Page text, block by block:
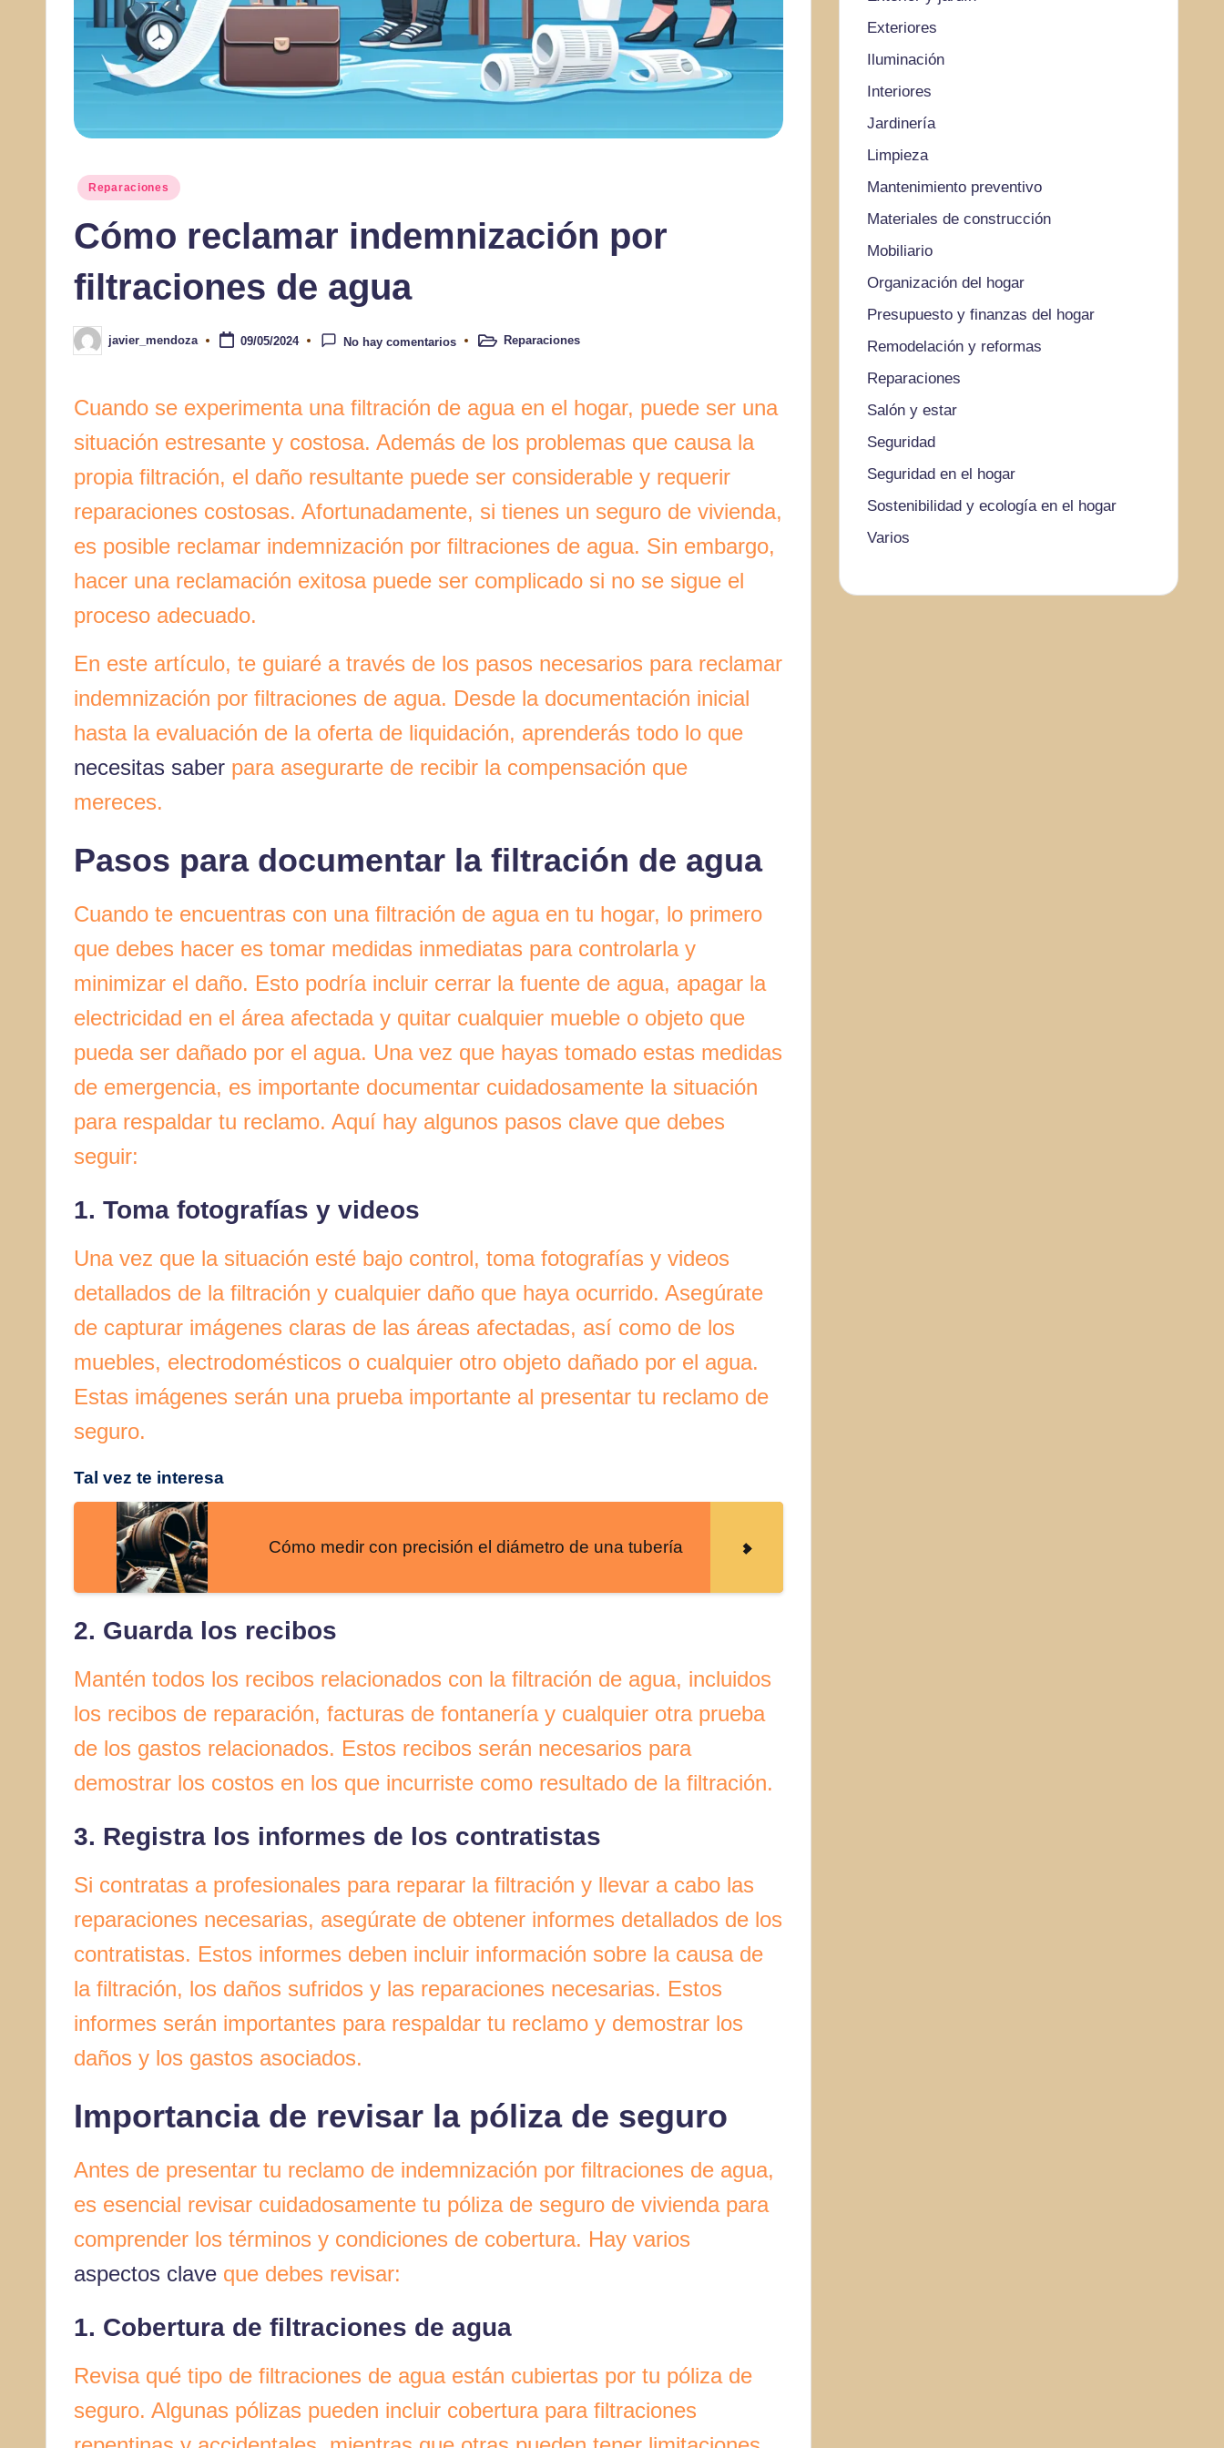
Publicado
Reparaciones
Cómo reclamar indemnización por
filtraciones de agua
Publicado
por
javier_mendoza 09/05/2024 No hay comentarios
PublicadoReparaciones
Cuando se experimenta una filtración de agua en el hogar, puede ser una
situación estresante y costosa. Además de los problemas que causa la
propia filtración, el daño resultante puede ser considerable y requerir
reparaciones costosas. Afortunadamente, si tienes un seguro de vivienda,
es posible reclamar indemnización por filtraciones de agua. Sin embargo,
hacer una reclamación exitosa puede ser complicado si no se sigue el
proceso adecuado.
En este artículo, te guiaré a través de los pasos necesarios para reclamar
indemnización por filtraciones de agua. Desde la documentación inicial
hasta la evaluación de la oferta de liquidación, aprenderás todo lo que
necesitas saber para asegurarte de recibir la compensación que
mereces.
Pasos para documentar la filtración de agua
Cuando te encuentras con una filtración de agua en tu hogar, lo primero
que debes hacer es tomar medidas inmediatas para controlarla y
minimizar el daño. Esto podría incluir cerrar la fuente de agua, apagar la
electricidad en el área afectada y quitar cualquier mueble o objeto que
pueda ser dañado por el agua. Una vez que hayas tomado estas medidas
de emergencia, es importante documentar cuidadosamente la situación
para respaldar tu reclamo. Aquí hay algunos pasos clave que debes
seguir:
1. Toma fotografías y videos
Una vez que la situación esté bajo control, toma fotografías y videos
detallados de la filtración y cualquier daño que haya ocurrido. Asegúrate
de capturar imágenes claras de las áreas afectadas, así como de los
muebles, electrodomésticos o cualquier otro objeto dañado por el agua.
Estas imágenes serán una prueba importante al presentar tu reclamo de
seguro.
Tal vez te interesa
Cómo medir con precisión el diámetro de una tubería
2. Guarda los recibos
Mantén todos los recibos relacionados con la filtración de agua, incluidos
los recibos de reparación, facturas de fontanería y cualquier otra prueba
de los gastos relacionados. Estos recibos serán necesarios para
demostrar los costos en los que incurriste como resultado de la filtración.
3. Registra los informes de los contratistas
Si contratas a profesionales para reparar la filtración y llevar a cabo las
reparaciones necesarias, asegúrate de obtener informes detallados de los
contratistas. Estos informes deben incluir información sobre la causa de
la filtración, los daños sufridos y las reparaciones necesarias. Estos
informes serán importantes para respaldar tu reclamo y demostrar los
daños y los gastos asociados.
Importancia de revisar la póliza de seguro
Antes de presentar tu reclamo de indemnización por filtraciones de agua,
es esencial revisar cuidadosamente tu póliza de seguro de vivienda para
comprender los términos y condiciones de cobertura. Hay varios
aspectos clave que debes revisar:
1. Cobertura de filtraciones de agua
Revisa qué tipo de filtraciones de agua están cubiertas por tu póliza de
seguro. Algunas pólizas pueden incluir cobertura para filtraciones
Exteriores
Iluminación
Interiores
Jardinería
Limpieza
Mantenimiento preventivo
Materiales de construcción
Mobiliario
Organización del hogar
Presupuesto y finanzas del hogar
Remodelación y reformas
Reparaciones
Salón y estar
Seguridad
Seguridad en el hogar
Sostenibilidad y ecología en el hogar
Varios